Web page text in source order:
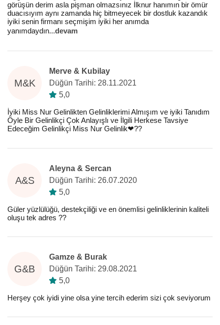
görüşün derim asla pişman olmazsınız İlknur hanımın bir ömür
duacısıyım aynı zamanda hiç bitmeyecek bir dostluk kazandık
iyiki senin firmanı seçmişim iyiki her anımda
yanımdaydın...devam
M&K
Merve & Kubilay
Düğün Tarihi: 28.11.2021
5,0
İyiki Miss Nur Gelinlikten Gelinliklerimi Almışım ve iyiki Tanıdım
Öyle Bir Gelinlikçi Çok Anlayışlı ve İlgili Herkese Tavsiye
Edeceğim Gelinlikçi Miss Nur Gelinlik❤??
A&S
Aleyna & Sercan
Düğün Tarihi: 26.07.2020
5,0
Güler yüzlülüğü, destekçiliği ve en önemlisi gelinliklerinin kaliteli
oluşu tek adres ??
G&B
Gamze & Burak
Düğün Tarihi: 29.08.2021
5,0
Herşey çok iyidi yine olsa yine tercih ederim sizi çok seviyorum